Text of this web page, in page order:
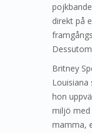
direkt på
Britney
hon
miljö med
mamma,